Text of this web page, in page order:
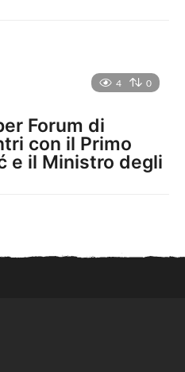
4 0
Forum di
con il Primo
e il Ministro degli